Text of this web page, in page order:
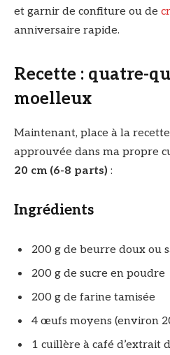
et garnir de confiture ou de
anniversaire rapide.
Recette : quatre-
moelleux
Maintenant, place à la
approuvée dans ma propre
20 cm (6-8 parts) :
Ingrédients
200 g de beurre doux ou
200 g de sucre en poudre
200 g de farine tamisée
4 œufs moyens (environ
1 cuillère à café d’extrait